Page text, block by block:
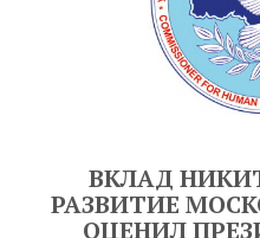
ВКЛАД
РАЗВИТИЕ
ОЦЕНИЛ